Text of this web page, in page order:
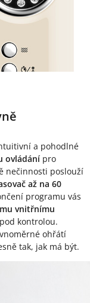
a pohodlné
ovládání pro
nečinnosti poslouží
až na 60
programu vás
vnitřnímu
kontrolou.
ohřátí
tak, jak má být.